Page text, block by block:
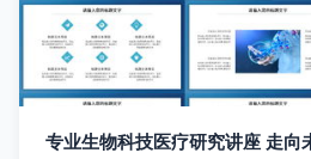
专业生物科技医疗研究讲座 走向